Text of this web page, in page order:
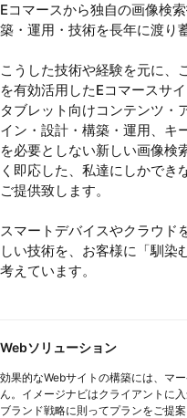
Eコマースから独自の画像検
築・運用・技術を長年に渡り
こうした技術や経験を元に、
を有効活用したEコマースサ
タブレット向けコンテンツ・
イン・設計・構築・運用、キ
を必要としない新しい画像検
く即応した、私達にしかでき
ご提供致します。
スマートデバイスやクラウド
しい技術を、お客様に「馴染
考えています。
Webソリューション
効果的なWebサイトの構築には、マ
ん。イメージナビはクライアントに
ブランド戦略に則ってプランをご提